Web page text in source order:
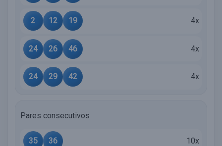
2 12 19 4x
24 26 46 4x
24 29 42 4x
Pares consecutivos
35 36 10x